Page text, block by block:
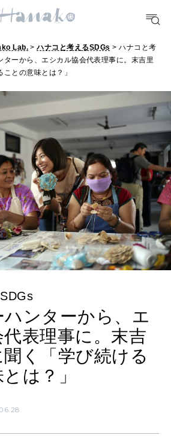
明日のわたし
別] Weekly Holoscope
] Monthly Love Holoscope
愛のタロットメッセージ
がわかる今月のあなた
HEALTH
LEARN
知る、考える
MAMA
ママもいろいろ
わたしができること
CULTURE
自分を耕す
いい人生って？
Lab. >ハナコと考えるSDGs > ハナコと考
ターから、エシカル協会代表理事に。末吉里
との意味とは？」
ハンターから、エ
表理事に。末吉
く「学び続ける
は？」